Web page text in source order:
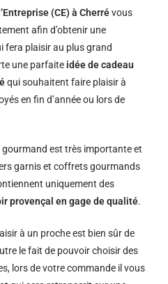
(CE) à Cherrévous
afin d’obtenir une
fera plaisir au plus grand
une parfaite idée de cadeau
qui souhaitent faire plaisir à
en fin d’année ou lors de
gourmand est très importante et
garnis et coffrets gourmands
uniquement des
provençal en gage de qualité.
à un proche est bien sûr de
le fait de pouvoir choisir des
lors de votre commande il vous